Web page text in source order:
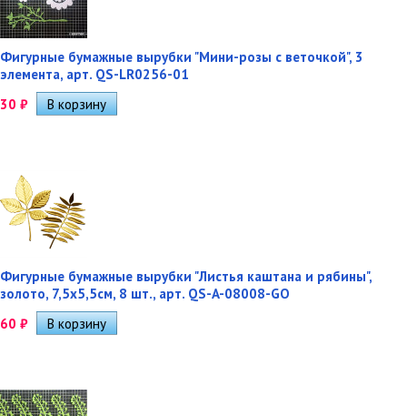
Фигурные бумажные вырубки "Мини-розы с веточкой", 3
элемента, арт. QS-LR0256-01
30 ₽
Фигурные бумажные вырубки "Листья каштана и рябины",
золото, 7,5х5,5см, 8 шт., арт. QS-A-08008-GO
60 ₽